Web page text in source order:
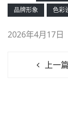
品牌形象
色彩
2026年4月17日
上一